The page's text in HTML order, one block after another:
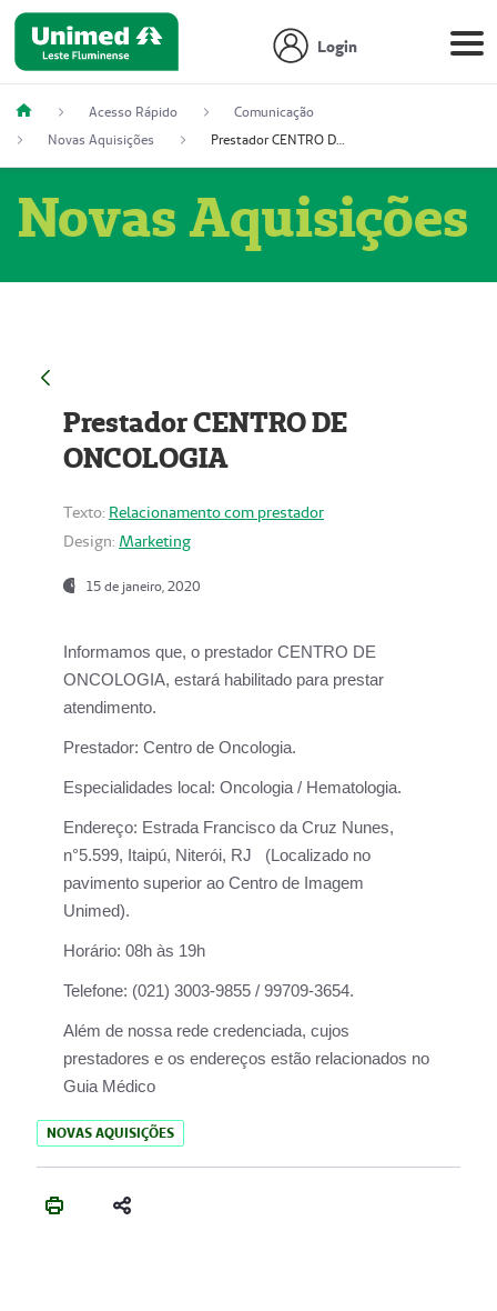
Login
Acesso Rápido
Comunicação
Novas Aquisições
Prestador CENTRO DE ONCOLOGIA
Novas Aquisições
Prestador CENTRO DE
ONCOLOGIA
Texto: Relacionamento com prestador
Design: Marketing
15 de janeiro, 2020
Informamos que, o prestador CENTRO DE
ONCOLOGIA, estará habilitado para prestar
atendimento.
Prestador: Centro de Oncologia.
Especialidades local: Oncologia / Hematologia.
Endereço: Estrada Francisco da Cruz Nunes,
n°5.599, Itaipú, Niterói, RJ (Localizado no
pavimento superior ao Centro de Imagem
Unimed).
Horário: 08h às 19h
Telefone: (021) 3003-9855 / 99709-3654.
Além de nossa rede credenciada, cujos
prestadores e os endereços estão relacionados no
Guia Médico
NOVAS AQUISIÇÕES